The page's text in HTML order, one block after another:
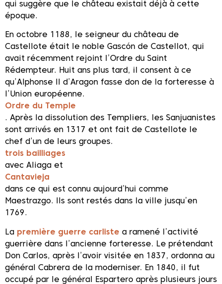
qui suggère que le château existait déjà à cette
époque.
En octobre 1188, le seigneur du château de
Castellote était le noble Gascón de Castellot, qui
avait récemment rejoint l’Ordre du Saint
Rédempteur. Huit ans plus tard, il consent à ce
qu’Alphonse II d’Aragon fasse don de la forteresse à
l’Union européenne.
Ordre du Temple
. Après la dissolution des Templiers, les Sanjuanistes
sont arrivés en 1317 et ont fait de Castellote le
chef d’un de leurs groupes.
trois bailliages
avec Aliaga et
Cantavieja
dans ce qui est connu aujourd’hui comme
Maestrazgo. Ils sont restés dans la ville jusqu’en
1769.
La première guerre carliste a ramené l’activité
guerrière dans l’ancienne forteresse. Le prétendant
Don Carlos, après l’avoir visitée en 1837, ordonna au
général Cabrera de la moderniser. En 1840, il fut
occupé par le général Espartero après plusieurs jours